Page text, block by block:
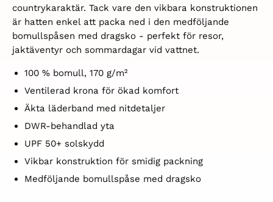
countrykaraktär. Tack vare den vikbara konstruktionen
är hatten enkel att packa ned i den medföljande
bomullspåsen med dragsko - perfekt för resor,
jaktäventyr och sommardagar vid vattnet.
100 % bomull, 170 g/m²
Ventilerad krona för ökad komfort
Äkta läderband med nitdetaljer
DWR-behandlad yta
UPF 50+ solskydd
Vikbar konstruktion för smidig packning
Medföljande bomullspåse med dragsko